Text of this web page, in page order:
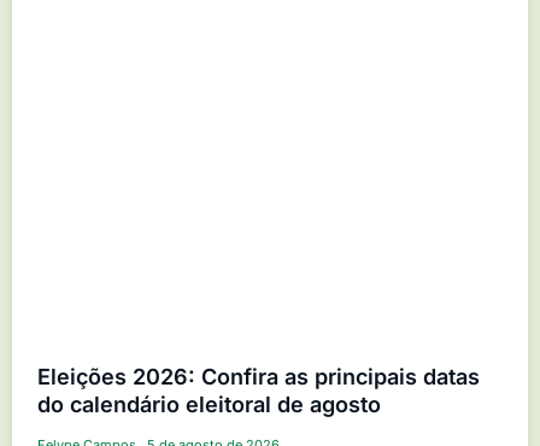
Eleições 2026: Confira as principais datas
do calendário eleitoral de agosto